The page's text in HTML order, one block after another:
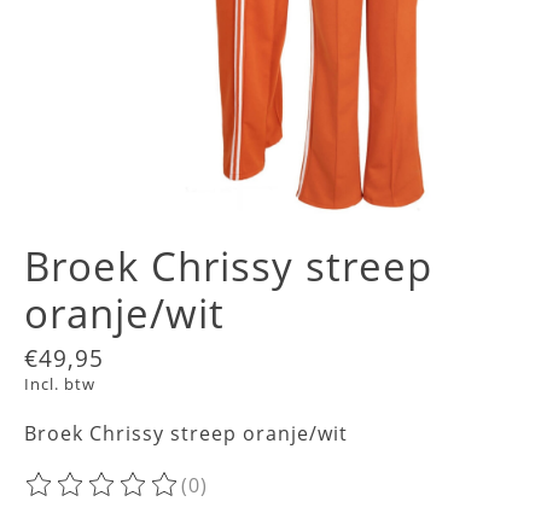
Broek Chrissy streep
oranje/wit
€49,95
Incl. btw
Broek Chrissy streep oranje/wit
De beoordeling van dit product is
(0)